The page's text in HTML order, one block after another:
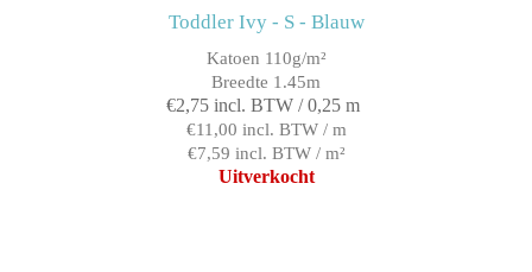
Toddler Ivy - S - Blauw
Katoen 110g/m²
Breedte 1.45m
€2,75 incl. BTW / 0,25 m
€11,00 incl. BTW / m
€7,59 incl. BTW / m²
Uitverkocht